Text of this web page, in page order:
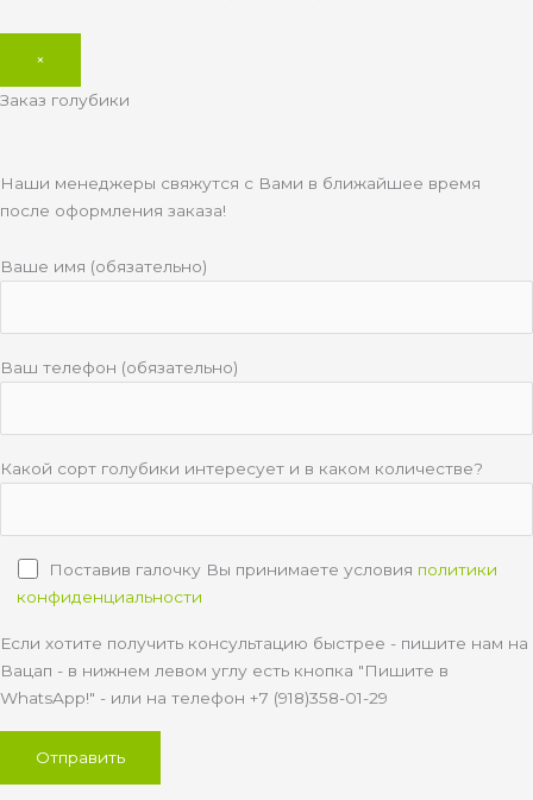
×
Заказ голубики
Наши менеджеры свяжутся с Вами в ближайшее время
после оформления заказа!
Ваше имя (обязательно)
Ваш телефон (обязательно)
Какой сорт голубики интересует и в каком количестве?
Поставив галочку Вы принимаете условия политики
конфиденциальности
Если хотите получить консультацию быстрее - пишите нам на
Вацап - в нижнем левом углу есть кнопка "Пишите в
WhatsApp!" - или на телефон +7 (918)358-01-29